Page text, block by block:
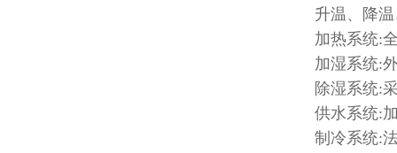
升温、降
加热系统:
加湿系统:
除湿系统:
供水系统:
制冷系统: